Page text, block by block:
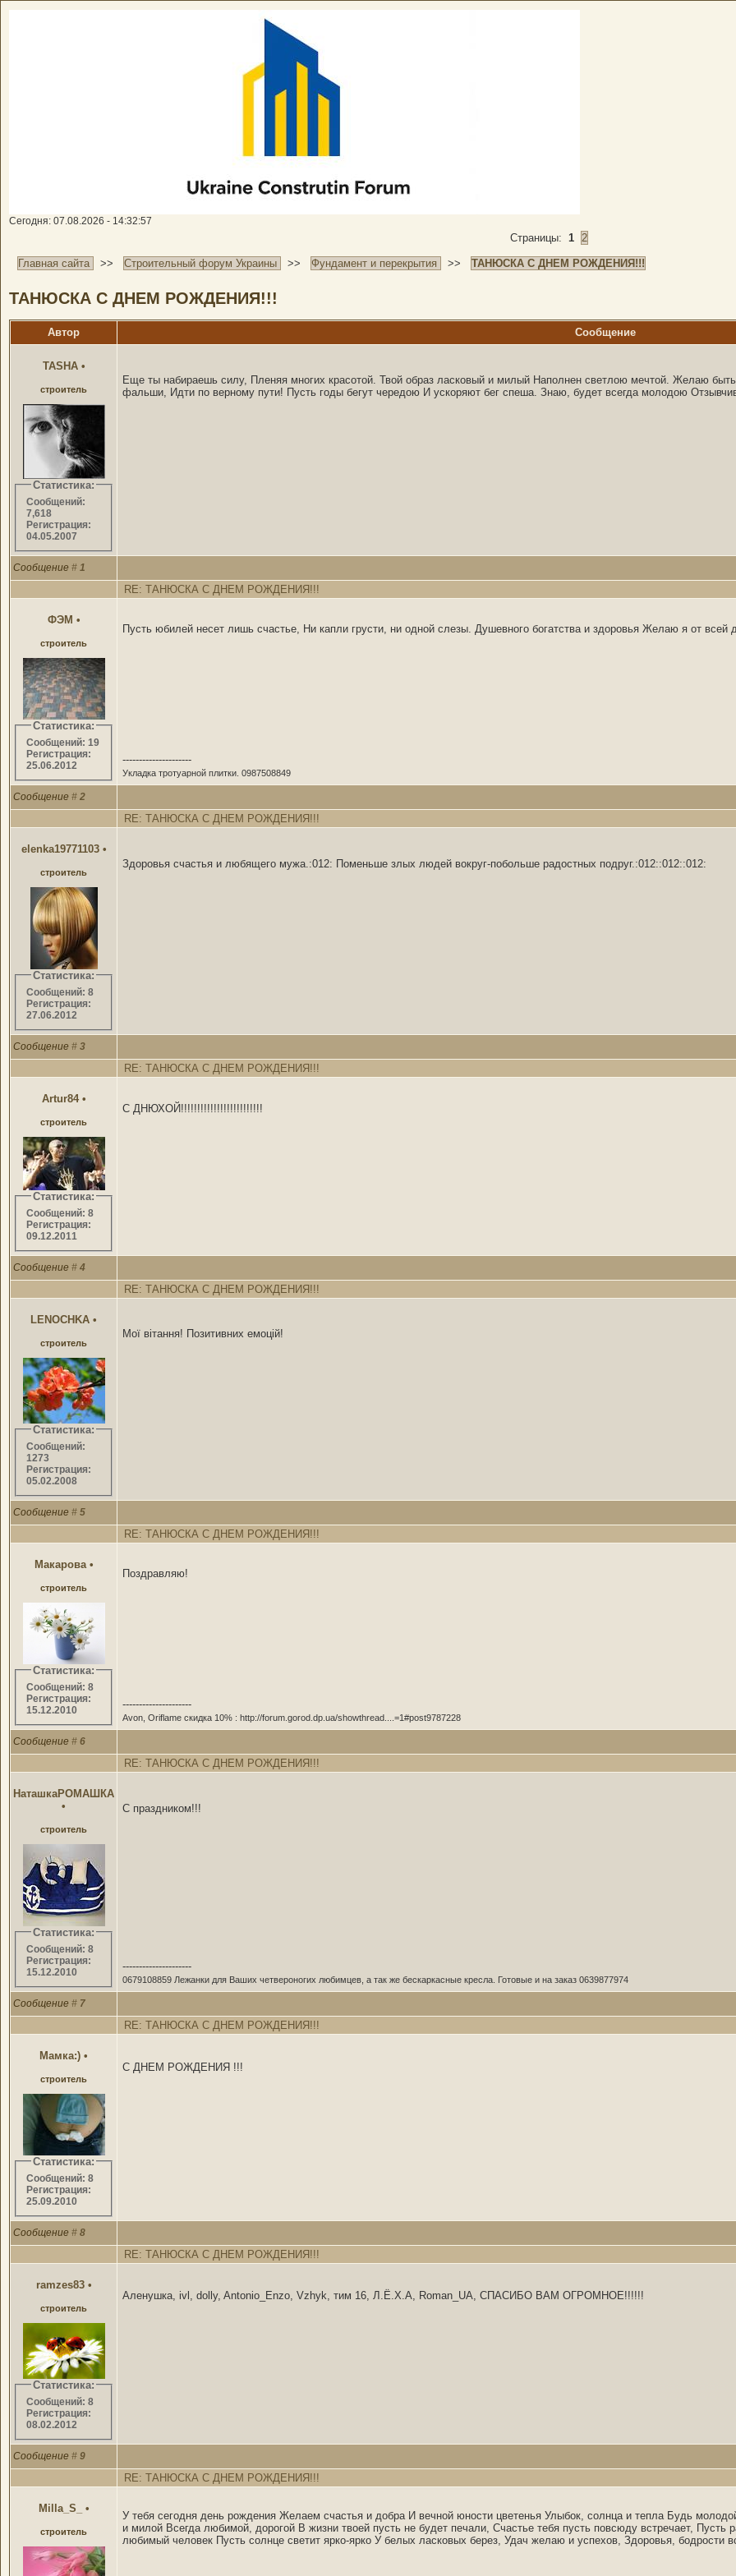
Сегодня: 07.08.2026 - 14:32:57
Страницы: 1 2
Главная сайта >> Строительный форум Украины >> Фундамент и перекрытия >> ТАНЮСКА С ДНЕМ РОЖДЕНИЯ!!!
ТАНЮСКА С ДНЕМ РОЖДЕНИЯ!!!
Автор Сообщение
TASHA •
строитель
Статистика:
Сообщений:
7,618
Регистрация:
04.05.2007
Еще ты набираешь силу, Пленяя многих красотой. Твой образ ласковый и милый Наполнен светлою мечтой. Желаю
фальши, Идти по верному пути! Пусть годы бегут чередою И ускоряют бег спеша. Знаю, будет всегда молодою
Сообщение # 1
RE: ТАНЮСКА С ДНЕМ РОЖДЕНИЯ!!!
ФЭМ •
строитель
Статистика:
Сообщений: 19
Регистрация:
25.06.2012
Пусть юбилей несет лишь счастье, Ни капли грусти, ни одной слезы. Душевного богатства и здоровья Желаю я от
---------------------
Укладка тротуарной плитки. 0987508849
Сообщение # 2
RE: ТАНЮСКА С ДНЕМ РОЖДЕНИЯ!!!
elenka19771103 •
строитель
Статистика:
Сообщений: 8
Регистрация:
27.06.2012
Здоровья счастья и любящего мужа.:012: Поменьше злых людей вокруг-побольше радостных подруг.:012::012::012:
Сообщение # 3
RE: ТАНЮСКА С ДНЕМ РОЖДЕНИЯ!!!
Artur84 •
строитель
Статистика:
Сообщений: 8
Регистрация:
09.12.2011
С ДНЮХОЙ!!!!!!!!!!!!!!!!!!!!!!!!!
Сообщение # 4
RE: ТАНЮСКА С ДНЕМ РОЖДЕНИЯ!!!
LENOCHKA •
строитель
Статистика:
Сообщений:
1273
Регистрация:
05.02.2008
Мої вітання! Позитивних емоцій!
Сообщение # 5
RE: ТАНЮСКА С ДНЕМ РОЖДЕНИЯ!!!
Макарова •
строитель
Статистика:
Сообщений: 8
Регистрация:
15.12.2010
Поздравляю!
---------------------
Avon, Oriflame скидка 10% : http://forum.gorod.dp.ua/showthread....=1#post9787228
Сообщение # 6
RE: ТАНЮСКА С ДНЕМ РОЖДЕНИЯ!!!
НаташкаРОМАШКА
•
строитель
Статистика:
Сообщений: 8
Регистрация:
15.12.2010
С праздником!!!
---------------------
0679108859 Лежанки для Ваших четвероногих любимцев, а так же бескаркасные кресла. Готовые и на заказ 0639877974
Сообщение # 7
RE: ТАНЮСКА С ДНЕМ РОЖДЕНИЯ!!!
Мамка:) •
строитель
Статистика:
Сообщений: 8
Регистрация:
25.09.2010
C ДНЕМ РОЖДЕНИЯ !!!
Сообщение # 8
RE: ТАНЮСКА С ДНЕМ РОЖДЕНИЯ!!!
ramzes83 •
строитель
Статистика:
Сообщений: 8
Регистрация:
08.02.2012
Аленушка, ivl, dolly, Antonio_Enzo, Vzhyk, тим 16, Л.Ё.Х.А, Roman_UA, СПАСИБО ВАМ ОГРОМНОЕ!!!!!!
Сообщение # 9
RE: ТАНЮСКА С ДНЕМ РОЖДЕНИЯ!!!
Milla_S_ •
строитель
У тебя сегодня день рождения Желаем счастья и добра И вечной юности цветенья Улыбок, солнца и тепла Будь
и милой Всегда любимой, дорогой В жизни твоей пусть не будет печали, Счастье тебя пусть повсюду встречает, Пусть
любимый человек Пусть солнце светит ярко-ярко У белых ласковых берез, Удач желаю и успехов, Здоровья, бодрости